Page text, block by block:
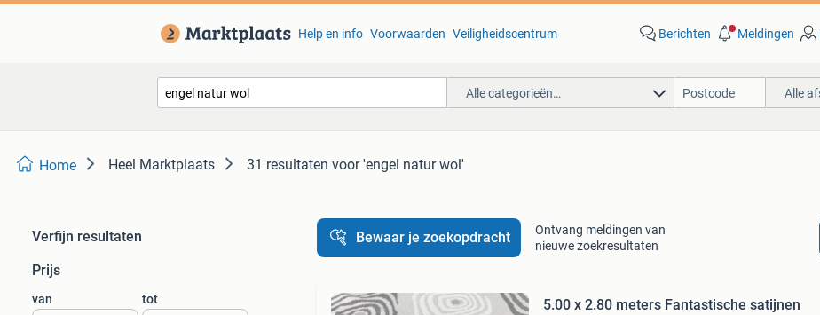
Help en info Voorwaarden Veiligheidscentrum Berichten Meldingen
Alle categorieën… Alle
Home Heel Marktplaats 31 resultaten voor 'engel natur wol'
Verfijn resultaten
Prijs
van tot
Bewaar je zoekopdracht
Ontvang meldingen van
nieuwe zoekresultaten
5.00 x 2.80 meters Fantastische satijnen